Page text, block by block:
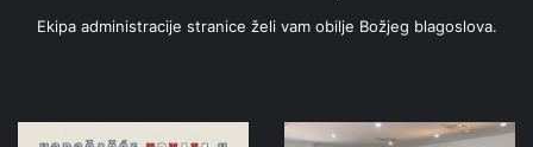
Ekipa administracije stranice želi vam obilje Božjeg blagoslova.
FOTO